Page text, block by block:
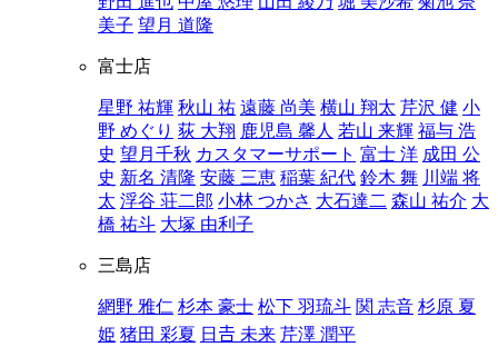
美子 望月 道隆
富士店
星野 祐輝 秋山 祐 遠藤 尚美 横山 翔太 芹沢 健 小
野 めぐり 荻 大翔 鹿児島 馨人 若山 来輝 福与 浩
史 望月千秋 カスタマーサポート 富士 洋 成田 公
史 新名 清隆 安藤 三恵 稲葉 紀代 鈴木 舞 川端 将
太 浮谷 荘二郎 小林 つかさ 大石達二 森山 祐介 大
橋 祐斗 大塚 由利子
三島店
網野 雅仁 杉本 豪士 松下 羽琉斗 関 志音 杉原 夏
姫 猪田 彩夏 日𠮷 未来 芹澤 潤平